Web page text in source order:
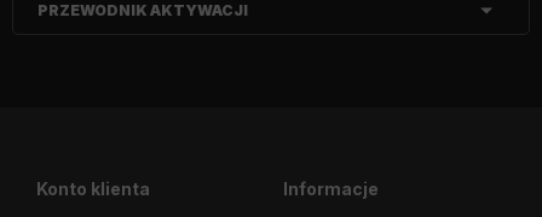
PRZEWODNIK AKTYWACJI
Konto klienta Informacje